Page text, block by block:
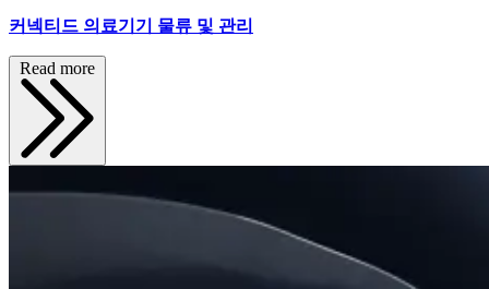
커넥티드 의료기기 물류 및 관리
Read more